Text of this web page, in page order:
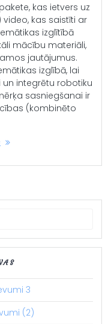
kas ietvers uz
kas saistīti ar
izglītībā
mācību materiāli,
jautājumus.
izglībā, lai
integrētu robotiku
sasniegšanai ir
(kombinēto
3
(2)